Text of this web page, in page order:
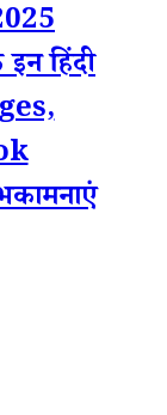
हिंदी